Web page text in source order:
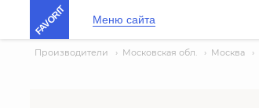
FAVORIT Меню сайта
Производители › Московская обл. › Москва ›